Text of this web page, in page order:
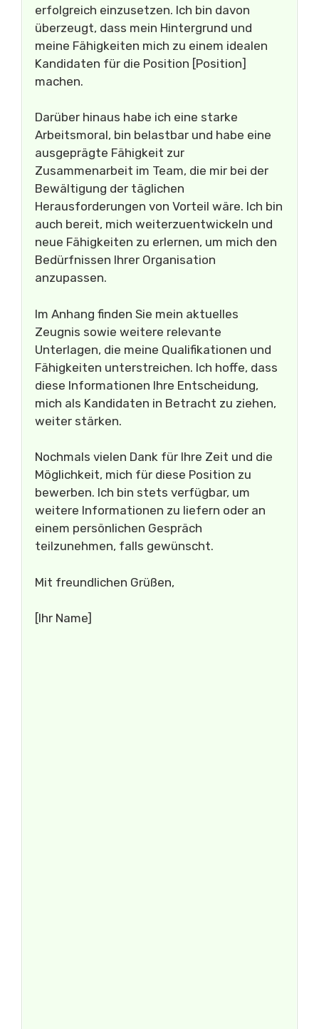
erfolgreich einzusetzen. Ich bin davon
überzeugt, dass mein Hintergrund und
meine Fähigkeiten mich zu einem idealen
Kandidaten für die Position [Position]
machen.
Darüber hinaus habe ich eine starke
Arbeitsmoral, bin belastbar und habe eine
ausgeprägte Fähigkeit zur
Zusammenarbeit im Team, die mir bei der
Bewältigung der täglichen
Herausforderungen von Vorteil wäre. Ich bin
auch bereit, mich weiterzuentwickeln und
neue Fähigkeiten zu erlernen, um mich den
Bedürfnissen Ihrer Organisation
anzupassen.
Im Anhang finden Sie mein aktuelles
Zeugnis sowie weitere relevante
Unterlagen, die meine Qualifikationen und
Fähigkeiten unterstreichen. Ich hoffe, dass
diese Informationen Ihre Entscheidung,
mich als Kandidaten in Betracht zu ziehen,
weiter stärken.
Nochmals vielen Dank für Ihre Zeit und die
Möglichkeit, mich für diese Position zu
bewerben. Ich bin stets verfügbar, um
weitere Informationen zu liefern oder an
einem persönlichen Gespräch
teilzunehmen, falls gewünscht.
Mit freundlichen Grüßen,
[Ihr Name]